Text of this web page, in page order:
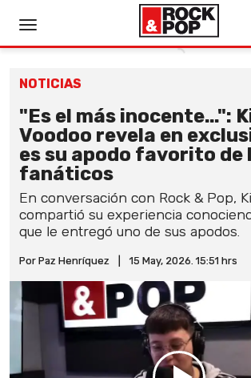
NOTICIAS
"Es el más inocente...":
Voodoo revela en
es su apodo favorito de
fanáticos
En conversación con Rock & Pop,
compartió su experiencia
que le entregó uno de sus apodos.
Por Paz Henríquez 15 May, 2026. 15:51 hrs